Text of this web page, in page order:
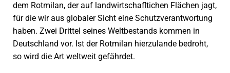
dem Rotmilan, der auf landwirtschafltichen Flächen jagt,
für die wir aus globaler Sicht eine Schutzverantwortung
haben. Zwei Drittel seines Weltbestands kommen in
Deutschland vor. Ist der Rotmilan hierzulande bedroht,
so wird die Art weltweit gefährdet.